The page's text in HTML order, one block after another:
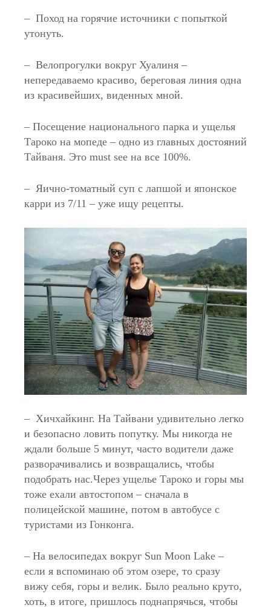
– Поход на горячие источники с попыткой
утонуть.
– Велопрогулки вокруг Хуалиня –
непередаваемо красиво, береговая линия одна
из красивейших, виденных мной.
– Посещение национального парка и ущелья
Тароко на мопеде – одно из главных достояний
Тайваня. Это must see на все 100%.
– Яично-томатный суп с лапшой и японское
карри из 7/11 – уже ищу рецепты.
– Хичхайкинг. На Тайвани удивительно легко
и безопасно ловить попутку. Мы никогда не
ждали больше 5 минут, часто водители даже
разворачивались и возвращались, чтобы
подобрать нас.Через ущелье Тароко и горы мы
тоже ехали автостопом – сначала в
полицейской машине, потом в автобусе с
туристами из Гонконга.
– На велосипедах вокруг Sun Moon Lake –
если я вспоминаю об этом озере, то сразу
вижу себя, горы и велик. Было реально круто,
хоть, в итоге, пришлось поднапрячься, чтобы